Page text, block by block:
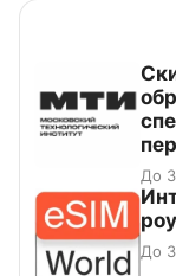
До
До